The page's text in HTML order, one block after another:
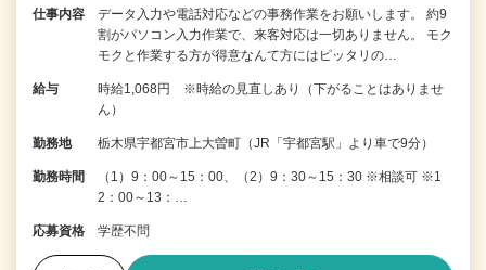
仕事内容
データ入力や電話対応などの事務作業をお願いします。 約9
割がパソコン入力作業で、来客対応は一切ありません。 モク
モクと作業する方が得意なんて方にはピッタリの…
給与
時給1,068円 ※時給の見直しあり（下がることはありませ
ん）
勤務地 栃木県宇都宮市上大曽町（JR「宇都宮駅」より車で9分）
勤務時間
（1）9：00～15：00、（2）9：30～15：30 ※相談可 ※1
2：00～13：…
応募資格 学歴不問